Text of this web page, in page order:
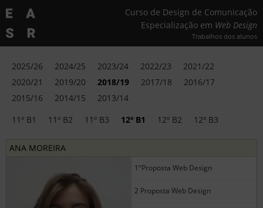
Curso de Design de Comunicação
Especialização em Web Design
Trabalhos dos alunos
2025/26 2024/25 2023/24 2022/23
2021/22
2020/21
2019/20 2018/19 2017/18
2016/17
2015/16
2014/15
2013/14
11º B1
11º B2 11º B3 12º B1 12º B2 12º B3
ANA MOREIRA
1ºProposta Web Design
2 Proposta Web Design